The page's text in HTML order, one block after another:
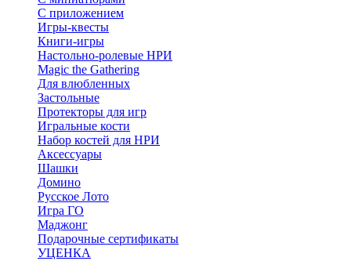
С приложением
Игры-квесты
Книги-игры
Настольно-ролевые НРИ
Magic the Gathering
Для влюбленных
Застольные
Протекторы для игр
Игральные кости
Набор костей для НРИ
Аксессуары
Шашки
Домино
Русское Лото
Игра ГО
Маджонг
Подарочные сертификаты
УЦЕНКА